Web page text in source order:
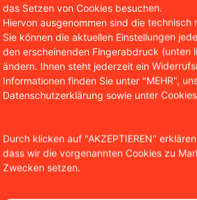
Solmecke
WBS.LEGAL
Solmecke ist Partner der Kanzlei
und des Internetrechts tätig.
in diesen Bereichen
das Setzen von Cookies besuchen.
Hiervon ausgenommen sind die technisch
Sie können die aktuellen Einstellungen
den erscheinenden Fingerabdruck (unten
ändern. Ihnen steht jederzeit ein
Informationen finden Sie unter "MEHR",
Datenschutzerklärung sowie unter
Durch klicken auf "AKZEPTIEREN"
dass wir die vorgenannten Cookies zu
Zwecken setzen.